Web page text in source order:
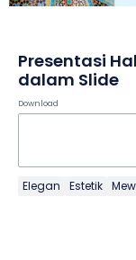
Presentasi
dalam Slide
Download
Elegan Estetik